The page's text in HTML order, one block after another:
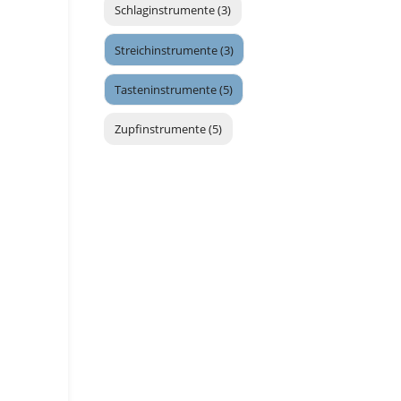
Schlaginstrumente (3)
Streichinstrumente (3)
Tasteninstrumente (5)
Zupfinstrumente (5)